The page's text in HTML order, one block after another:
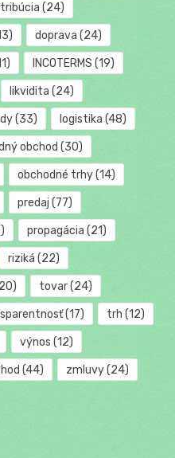
(24)
doprava (24)
INCOTERMS (19)
likvidita (24)
(33) logistika (48)
obchod (30)
obchodné trhy(14)
predaj (77)
propagácia (21)
riziká (22)
tovar(24)
(17) trh (12)
výnos (12)
(44) zmluvy(24)